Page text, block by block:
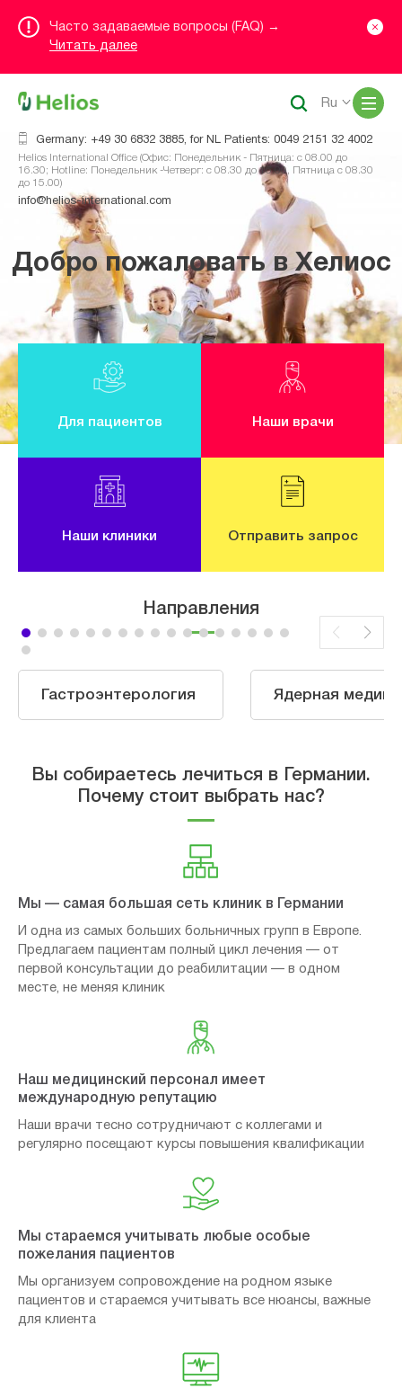
Часто задаваемые вопросы (FAQ) →
Читать далее
Germany: +49 30 6832 3885, for NL Patients: 0049 2151 32 4002
Helios International Office (Офис: Понедельник - Пятница: с 08.00 до
16.30; Hotline: Понедельник -Четверг: с 08.30 до 16.00, Пятница с 08.30
до 15.00)
info@helios-international.com
Ru
Добро пожаловать в Хелиос
Для пациентов Наши врачи
Наши клиники Отправить запрос
Направления
Гастроэнтерология Ядерная
Вы собираетесь лечиться в Германии.
Почему стоит выбрать нас?
Мы — самая большая сеть клиник в Германии
И одна из самых больших больничных групп в Европе.
Предлагаем пациентам полный цикл лечения — от
первой консультации до реабилитации — в одном
месте, не меняя клиник
Наш медицинский персонал имеет
международную репутацию
Наши врачи тесно сотрудничают с коллегами и
регулярно посещают курсы повышения квалификации
Мы стараемся учитывать любые особые
пожелания пациентов
Мы организуем сопровождение на родном языке
пациентов и стараемся учитывать все нюансы, важные
для клиента